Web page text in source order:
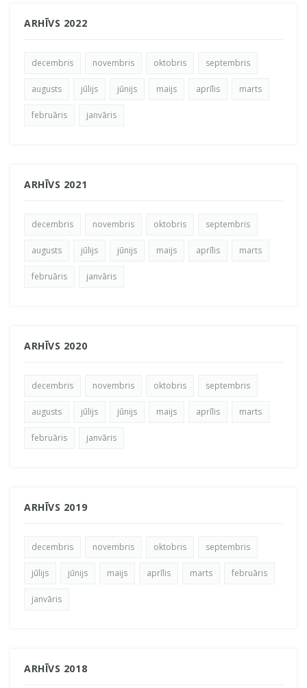
ARHĪVS 2022
decembris novembris oktobris septembris
augusts jūlijs jūnijs maijs aprīlis marts
februāris janvāris
ARHĪVS 2021
decembris novembris oktobris septembris
augusts jūlijs jūnijs maijs aprīlis marts
februāris janvāris
ARHĪVS 2020
decembris novembris oktobris septembris
augusts jūlijs jūnijs maijs aprīlis marts
februāris janvāris
ARHĪVS 2019
decembris novembris oktobris septembris
jūlijs jūnijs maijs aprīlis marts februāris
janvāris
ARHĪVS 2018